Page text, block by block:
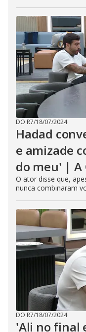
DO R7/18/07/2024
Hadad
e amizade
do meu' | A
O ator disse que,
nunca combinaram
DO R7/18/07/2024
'Ali no final